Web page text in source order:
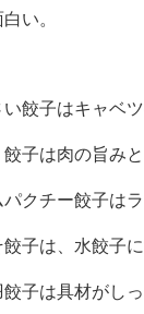
い。
い餃子はキャベ
餃子は肉の旨み
パクチー餃子は
餃子は、水餃子
餃子は具材がし